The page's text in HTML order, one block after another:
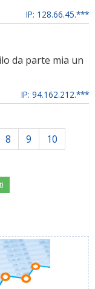
IP: 128.66.45.***
da parte mia un
IP: 94.162.212.***
8 9 10